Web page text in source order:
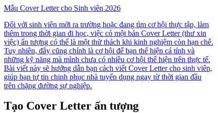
Mẫu Cover Letter cho Sinh viên 2026
Đối với sinh viên mới ra trường hoặc đang tìm cơ hội thực tập, làm
thêm trong thời gian đi học, việc có một bản Cover Letter (thư xin
việc) ấn tượng có thể là một thử thách khi kinh nghiệm còn hạn chế.
Tuy nhiên, đây cũng chính là cơ hội để bạn thể hiện cá tính và
những kỹ năng mà mình chưa có nhiều cơ hội thể hiện trên thực tế.
Bài viết này sẽ hướng dẫn bạn cách viết Cover Letter cho sinh viên,
giúp bạn tự tin chinh phục nhà tuyển dụng ngay từ thời gian đầu
trên chặng đường sự nghiệp.
Tạo Cover Letter ấn tượng